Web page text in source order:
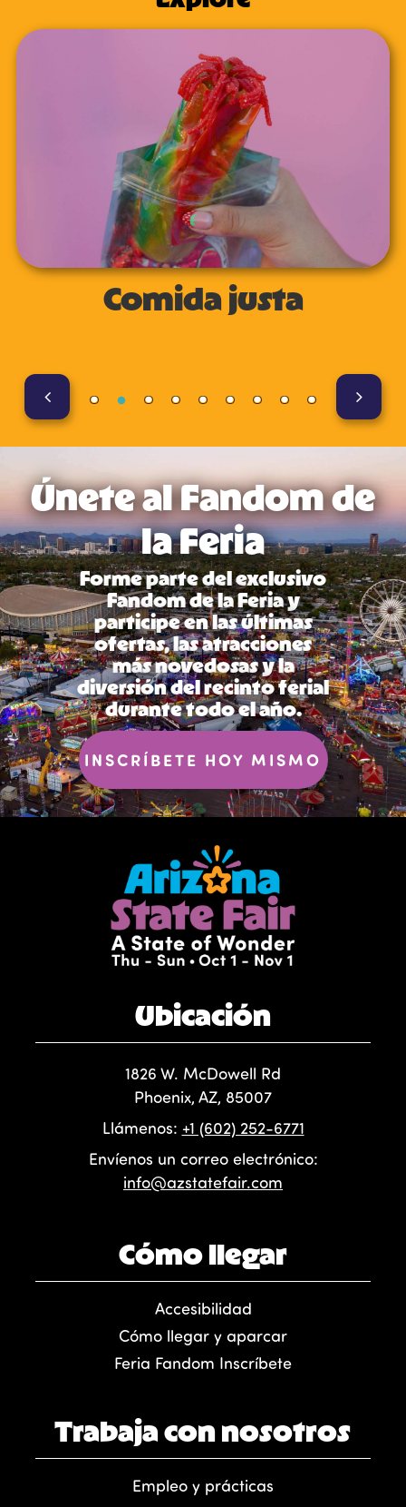
Comida justa
Únete al Fandom de
la Feria
Forme parte del exclusivo
Fandom de la Feria y
participe en las últimas
ofertas, las atracciones
más novedosas y la
diversión del recinto ferial
durante todo el año.
INSCRÍBETE HOY MISMO
Ubicación
1826 W. McDowell Rd
Phoenix, AZ, 85007
Llámenos: +1 (602) 252-6771
Envíenos un correo electrónico:
info@azstatefair.com
Cómo llegar
Accesibilidad
Cómo llegar y aparcar
Feria Fandom Inscríbete
Trabaja con nosotros
Empleo y prácticas